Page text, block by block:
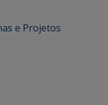
e Projetos